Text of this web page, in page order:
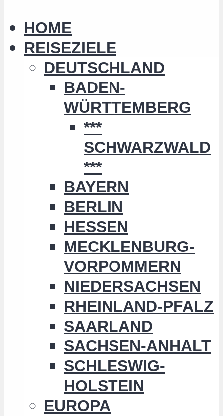
HOME
REISEZIELE
DEUTSCHLAND
BADEN-
WÜRTTEMBERG
***
SCHWARZWALD
***
BAYERN
BERLIN
HESSEN
MECKLENBURG-
VORPOMMERN
NIEDERSACHSEN
RHEINLAND-PFALZ
SAARLAND
SACHSEN-ANHALT
SCHLESWIG-
HOLSTEIN
EUROPA